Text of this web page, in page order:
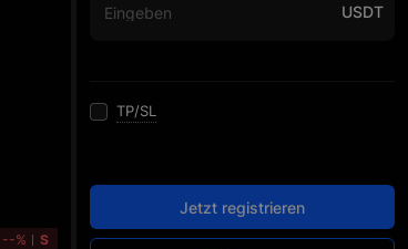
--% S
USDT
TP/SL
Jetzt registrieren